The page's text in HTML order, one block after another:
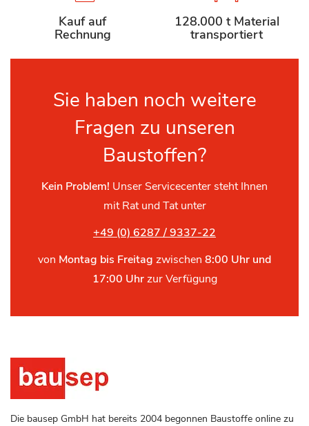
Kauf auf
Rechnung
128.000 t Material
transportiert
Sie haben noch weitere
Fragen zu unseren
Baustoffen?
Kein Problem! Unser Servicecenter steht Ihnen
mit Rat und Tat unter
+49 (0) 6287 / 9337-22
von Montag bis Freitag zwischen 8:00 Uhr und
17:00 Uhrzur Verfügung
Die bausep GmbH hat bereits 2004 begonnen Baustoffe online zu